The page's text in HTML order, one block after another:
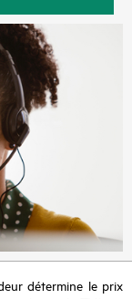
détermine le prix